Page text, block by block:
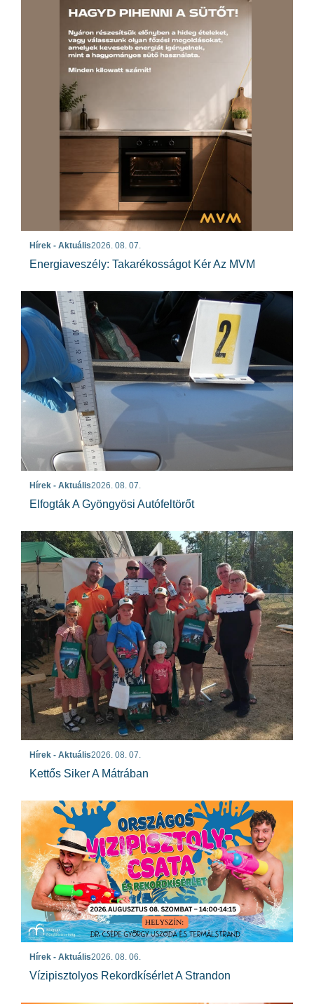
Hírek - Aktuális2026. 08. 07.
Energiaveszély: Takarékosságot Kér Az MVM
Hírek - Aktuális2026. 08. 07.
Elfogták A Gyöngyösi Autófeltörőt
Hírek - Aktuális2026. 08. 07.
Kettős Siker A Mátrában
Hírek - Aktuális2026. 08. 06.
Vízipisztolyos Rekordkísérlet A Strandon